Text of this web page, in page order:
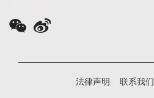
法律声明 联系我们